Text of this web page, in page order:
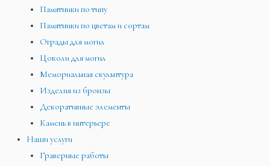
Памятники по типу
Памятники по цветам и сортам
Ограды для могил
Цоколи для могил
Мемориальная скульптура
Изделия из бронзы
Декоративные элементы
Камень в интерьере
Наши услуги
Граверные работы